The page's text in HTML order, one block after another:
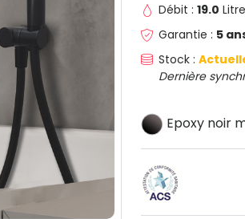
Débit : 19.0
Garantie : 5
Stock :
Dernière
Epoxy noir